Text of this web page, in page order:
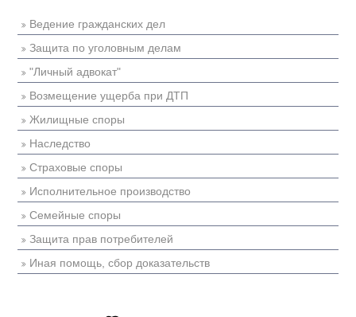
Ведение гражданских дел
Защита по уголовным делам
"Личный адвокат"
Возмещение ущерба при ДТП
Жилищные споры
Наследство
Страховые споры
Исполнительное производство
Семейные споры
Защита прав потребителей
Иная помощь, сбор доказательств